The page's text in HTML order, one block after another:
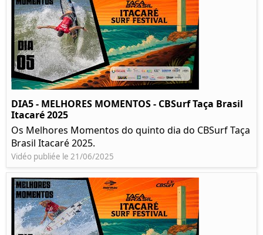
DIA5 - MELHORES MOMENTOS - CBSurf Taça Brasil
Itacaré 2025
Os Melhores Momentos do quinto dia do CBSurf Taça
Brasil Itacaré 2025.
Vidéo publiée le 21/06/2025